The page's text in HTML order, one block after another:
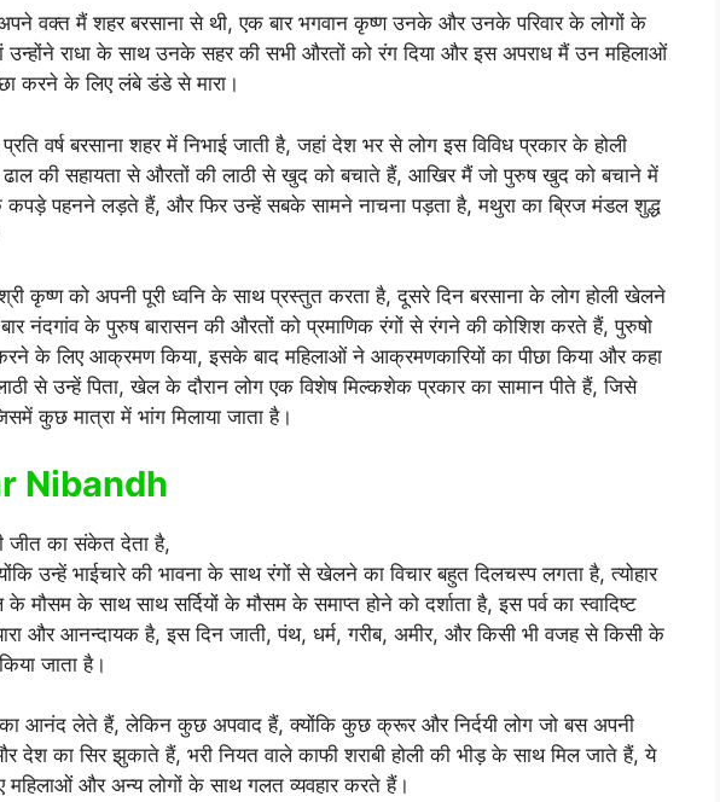
अपने वक्त मैं शहर बरसाना से थी, एक बार भगवान कृष्ण उनके और उनके परिवार के लोगों के
उन्होंने राधा के साथ उनके सहर की सभी औरतों को रंग दिया और इस अपराध मैं उन महिलाओं
करने के लिए लंबे डंडे से मारा।
वर्ष बरसाना शहर में निभाई जाती है, जहां देश भर से लोग इस विविध प्रकार के होली
की सहायता से औरतों की लाठी से खुद को बचाते हैं, आखिर मैं जो पुरुष खुद को बचाने में
कपड़े पहनने लड़ते हैं, और फिर उन्हें सबके सामने नाचना पड़ता है, मथुरा का ब्रिज मंडल शुद्ध
कृष्ण को अपनी पूरी ध्वनि के साथ प्रस्तुत करता है, दूसरे दिन बरसाना के लोग होली खेलने
नंदगांव के पुरुष बारासन की औरतों को प्रमाणिक रंगों से रंगने की कोशिश करते हैं, पुरुषो
के लिए आक्रमण किया, इसके बाद महिलाओं ने आक्रमणकारियों का पीछा किया और कहा
से उन्हें पिता, खेल के दौरान लोग एक विशेष मिल्कशेक प्रकार का सामान पीते हैं, जिसे
कुछ मात्रा में भांग मिलाया जाता है।
Nibandh
जीत का संकेत देता है,
उन्हें भाईचारे की भावना के साथ रंगों से खेलने का विचार बहुत दिलचस्प लगता है, त्योहार
के साथ साथ सर्दियों के मौसम के समाप्त होने को दर्शाता है, इस पर्व का स्वादिष्ट
और आनन्दायक है, इस दिन जाती, पंथ, धर्म, गरीब, अमीर, और किसी भी वजह से किसी के
जाता है।
आनंद लेते हैं, लेकिन कुछ अपवाद हैं, क्योंकि कुछ क्रूर और निर्दयी लोग जो बस अपनी
देश का सिर झुकाते हैं, भरी नियत वाले काफी शराबी होली की भीड़ के साथ मिल जाते हैं, ये
महिलाओं और अन्य लोगों के साथ गलत व्यवहार करते हैं।